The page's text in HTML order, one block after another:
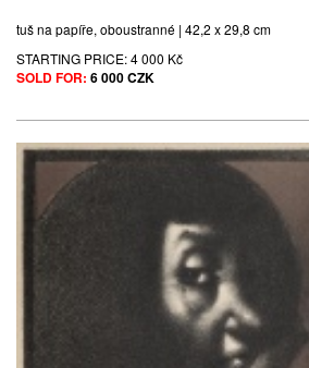
tuš na papíře, oboustranné | 42,2 x 29,8 cm
STARTING PRICE:4 000 Kč
SOLD FOR: 6 000 CZK